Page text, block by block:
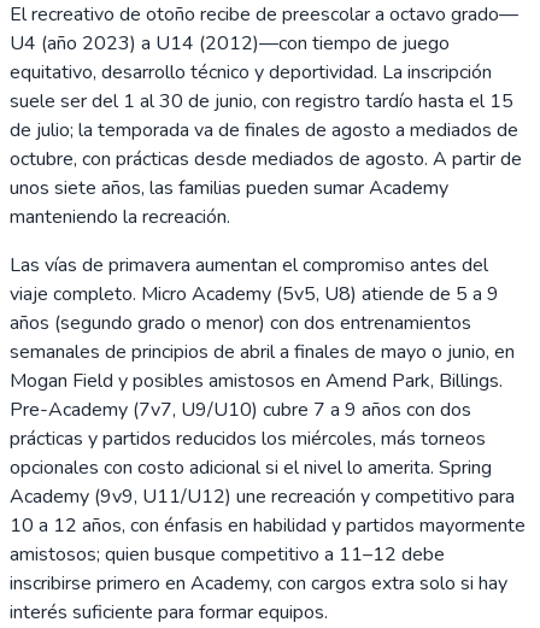
El recreativo de otoño recibe de preescolar a octavo grado—
U4 (año 2023) a U14 (2012)—con tiempo de juego
equitativo, desarrollo técnico y deportividad. La inscripción
suele ser del 1 al 30 de junio, con registro tardío hasta el 15
de julio; la temporada va de finales de agosto a mediados de
octubre, con prácticas desde mediados de agosto. A partir de
unos siete años, las familias pueden sumar Academy
manteniendo la recreación.
Las vías de primavera aumentan el compromiso antes del
viaje completo. Micro Academy (5v5, U8) atiende de 5 a 9
años (segundo grado o menor) con dos entrenamientos
semanales de principios de abril a finales de mayo o junio, en
Mogan Field y posibles amistosos en Amend Park, Billings.
Pre-Academy (7v7, U9/U10) cubre 7 a 9 años con dos
prácticas y partidos reducidos los miércoles, más torneos
opcionales con costo adicional si el nivel lo amerita. Spring
Academy (9v9, U11/U12) une recreación y competitivo para
10 a 12 años, con énfasis en habilidad y partidos mayormente
amistosos; quien busque competitivo a 11–12 debe
inscribirse primero en Academy, con cargos extra solo si hay
interés suficiente para formar equipos.